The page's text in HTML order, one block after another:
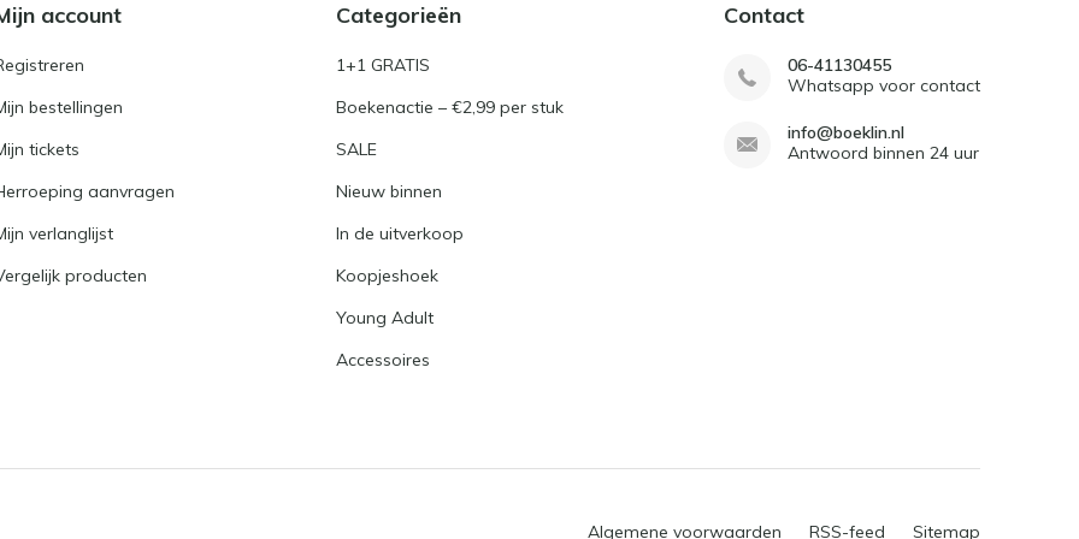
account
bestellingen
tickets
aanvragen
verlanglijst
producten
Categorieën
1+1 GRATIS
Boekenactie – €2,99 per stuk
SALE
Nieuw binnen
In de uitverkoop
Koopjeshoek
Young Adult
Accessoires
Contact
06-41130455
Whatsapp voor contact
info@boeklin.nl
Antwoord binnen 24 uur
Algemene voorwaarden RSS-feed Sitemap